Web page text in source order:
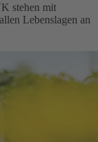
stehen mit
Lebenslagen an